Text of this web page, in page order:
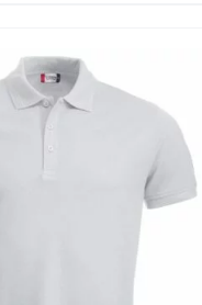
à